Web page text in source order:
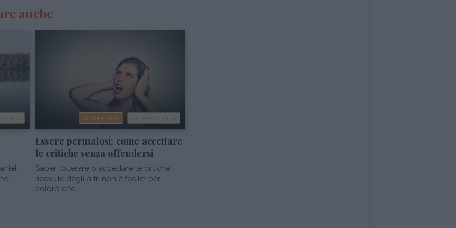
anche
COMPETENZE ATTEGGIAMENTO
Essere permalosi: come accettare
le critiche senza offendersi
Saper tollerare o accettare le critiche
ricevute dagli altri non è facile: per
coloro che ...